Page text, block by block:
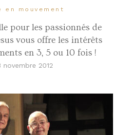
en mouvement
pour les passionnés de
vous offre les intérêts
en 3, 5 ou 10 fois !
novembre 2012